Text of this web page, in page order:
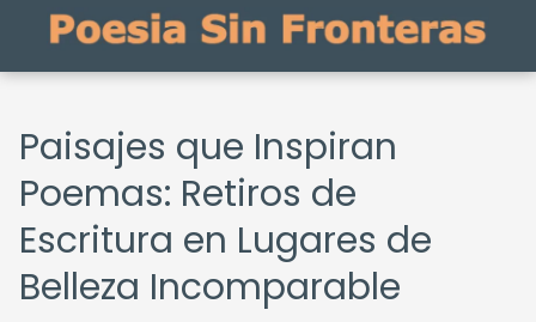
Paisajes que Inspiran
Poemas: Retiros de
Escritura en Lugares de
Belleza Incomparable